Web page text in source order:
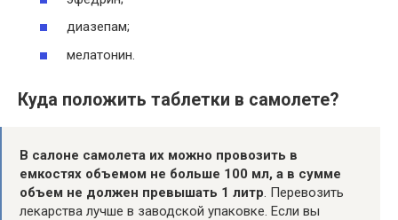
диазепам;
мелатонин.
Куда положить таблетки в самолете?
В салоне самолета их можно провозить в
емкостях объемом не больше 100 мл, а в сумме
объем не должен превышать 1 литр. Перевозить
лекарства лучше в заводской упаковке. Если вы